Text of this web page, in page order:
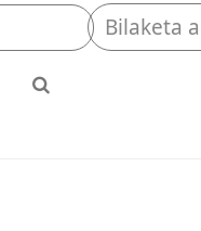
Bilaketa